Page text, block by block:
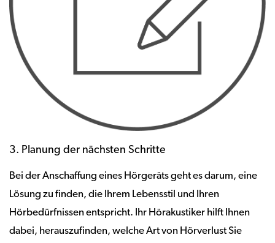
3. Planung der nächsten Schritte
Bei der Anschaffung eines Hörgeräts geht es darum, eine
Lösung zu finden, die Ihrem Lebensstil und Ihren
Hörbedürfnissen entspricht. Ihr Hörakustiker hilft Ihnen
dabei, herauszufinden, welche Art von Hörverlust Sie